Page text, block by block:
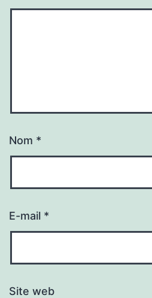
Nom *
E-mail *
Site web